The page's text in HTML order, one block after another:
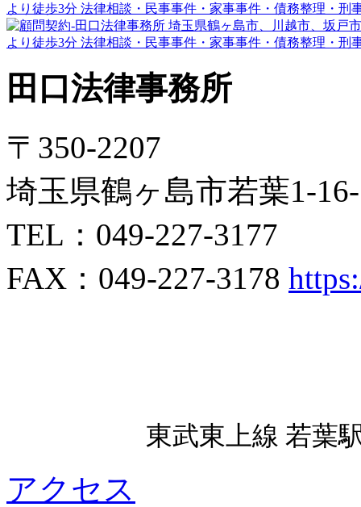
田口法律事務所
〒350-2207
埼玉県鶴ヶ島市若葉1-
TEL：049-227-3177
FAX：049-227-3178
東武東上線 若葉
アクセス